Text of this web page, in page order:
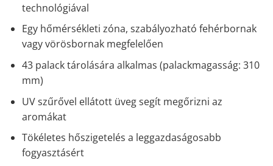
technológiával
Egy hőmérsékleti zóna, szabályozható fehérbornak
vagy vörösbornak megfelelően
43 palack tárolására alkalmas (palackmagasság: 310
mm)
UV szűrővel ellátott üveg segít megőrizni az
aromákat
Tökéletes hőszigetelés a leggazdaságosabb
fogyasztásért